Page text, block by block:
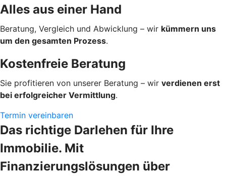
Alles aus einer Hand
Beratung, Vergleich und Abwicklung – wir kümmern uns
um den gesamten Prozess.
Kostenfreie Beratung
Sie profitieren von unserer Beratung – wir verdienen erst
bei erfolgreicher Vermittlung.
Termin vereinbaren
Das richtige Darlehen für Ihre
Immobilie. Mit
Finanzierungslösungen über